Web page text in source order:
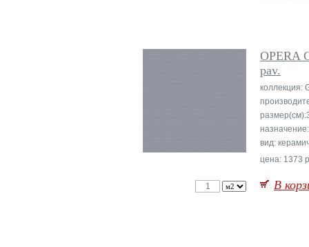
OPERA
pav.
коллекция:
вид:
цена: 1373
В